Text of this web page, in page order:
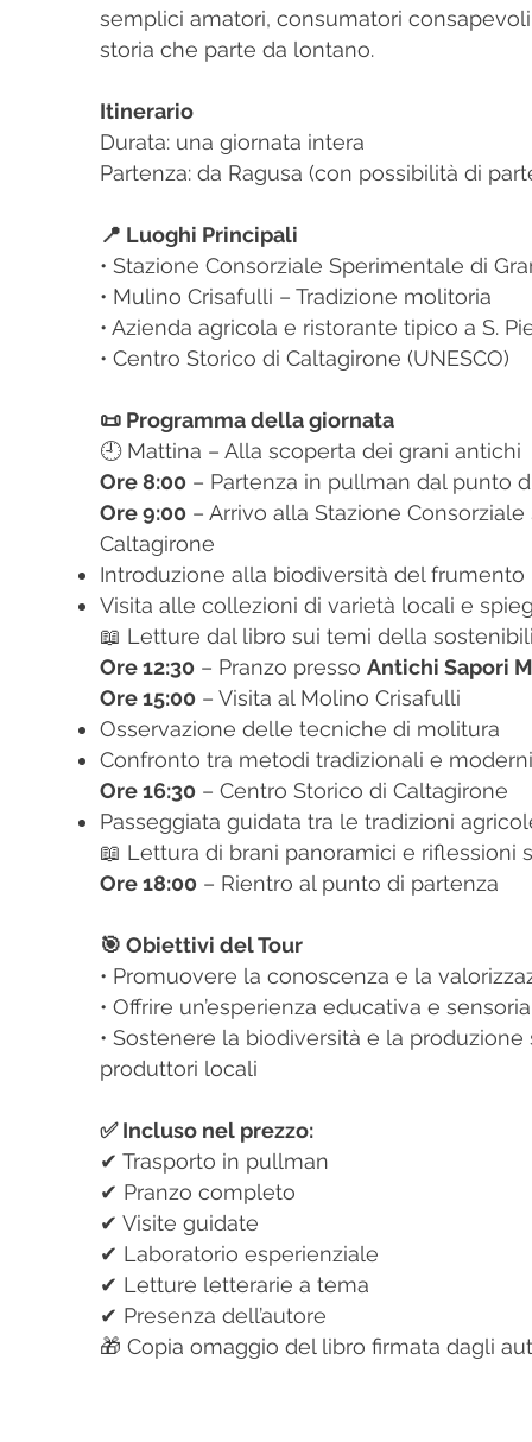
semplici amatori, consumatori
storia che parte da lontano.
Itinerario
Durata: una giornata intera
Partenza: da Ragusa (con possibilità di
📍 Luoghi Principali
• Stazione Consorziale Sperimentale di
• Mulino Crisafulli – Tradizione molitoria
• Azienda agricola e ristorante tipico a S.
• Centro Storico di Caltagirone (UNESCO)
📜 Programma della giornata
🕘 Mattina – Alla scoperta dei grani antichi
Ore 8:00 – Partenza in pullman dal punto
Ore 9:00 – Arrivo alla Stazione
Caltagirone
Introduzione alla biodiversità del frumento
Visita alle collezioni di varietà locali e
📖 Letture dal libro sui temi della
Ore 12:30 – Pranzo presso Antichi Sapori
Ore 15:00 – Visita al Molino Crisafulli
Osservazione delle tecniche di molitura
Confronto tra metodi tradizionali e moderni
Ore 16:30 – Centro Storico di Caltagirone
Passeggiata guidata tra le tradizioni
📖 Lettura di brani panoramici e riflessioni
Ore 18:00 – Rientro al punto di partenza
🎯 Obiettivi del Tour
• Promuovere la conoscenza e la
• Offrire un’esperienza educativa e
• Sostenere la biodiversità e la
produttori locali
✅ Incluso nel prezzo:
✔ Trasporto in pullman
✔ Pranzo completo
✔ Visite guidate
✔ Laboratorio esperienziale
✔ Letture letterarie a tema
✔ Presenza dell’autore
🎁 Copia omaggio del libro firmata dagli